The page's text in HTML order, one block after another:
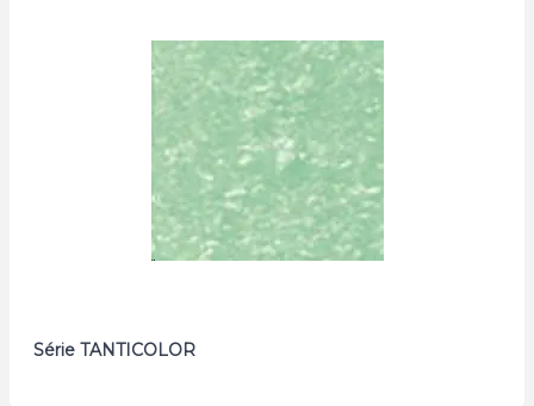
Série TANTICOLOR